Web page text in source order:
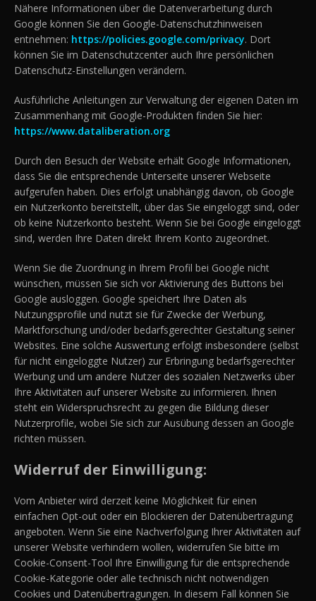
Nähere Informationen über die Datenverarbeitung durch
Google können Sie den Google-Datenschutzhinweisen
entnehmen: https://policies.google.com/privacy. Dort
können Sie im Datenschutzcenter auch Ihre persönlichen
Datenschutz-Einstellungen verändern.
Ausführliche Anleitungen zur Verwaltung der eigenen Daten im
Zusammenhang mit Google-Produkten finden Sie hier:
https://www.dataliberation.org
Durch den Besuch der Website erhält Google Informationen,
dass Sie die entsprechende Unterseite unserer Webseite
aufgerufen haben. Dies erfolgt unabhängig davon, ob Google
ein Nutzerkonto bereitstellt, über das Sie eingeloggt sind, oder
ob keine Nutzerkonto besteht. Wenn Sie bei Google eingeloggt
sind, werden Ihre Daten direkt Ihrem Konto zugeordnet.
Wenn Sie die Zuordnung in Ihrem Profil bei Google nicht
wünschen, müssen Sie sich vor Aktivierung des Buttons bei
Google ausloggen. Google speichert Ihre Daten als
Nutzungsprofile und nutzt sie für Zwecke der Werbung,
Marktforschung und/oder bedarfsgerechter Gestaltung seiner
Websites. Eine solche Auswertung erfolgt insbesondere (selbst
für nicht eingeloggte Nutzer) zur Erbringung bedarfsgerechter
Werbung und um andere Nutzer des sozialen Netzwerks über
Ihre Aktivitäten auf unserer Website zu informieren. Ihnen
steht ein Widerspruchsrecht zu gegen die Bildung dieser
Nutzerprofile, wobei Sie sich zur Ausübung dessen an Google
richten müssen.
Widerruf der Einwilligung:
Vom Anbieter wird derzeit keine Möglichkeit für einen
einfachen Opt-out oder ein Blockieren der Datenübertragung
angeboten. Wenn Sie eine Nachverfolgung Ihrer Aktivitäten auf
unserer Website verhindern wollen, widerrufen Sie bitte im
Cookie-Consent-Tool Ihre Einwilligung für die entsprechende
Cookie-Kategorie oder alle technisch nicht notwendigen
Cookies und Datenübertragungen. In diesem Fall können Sie